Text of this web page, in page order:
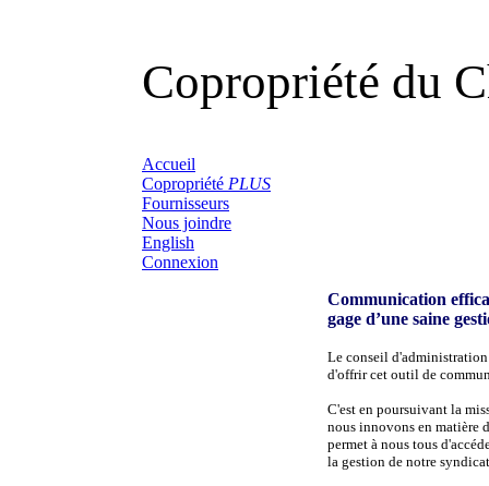
Copropriété du
Accueil
Copropriété PLUS
Fournisseurs
Nous joindre
English
Connexion
Communication
gage d’une saine
Le conseil
d'offrir cet outil de
C'est en poursuivant la
nous innovons en matière
permet à nous tous
la gestion de notre